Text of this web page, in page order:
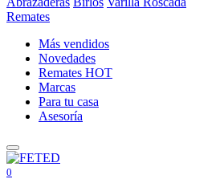
Remates
Más vendidos
Novedades
Remates HOT
Marcas
Para tu casa
Asesoría
0